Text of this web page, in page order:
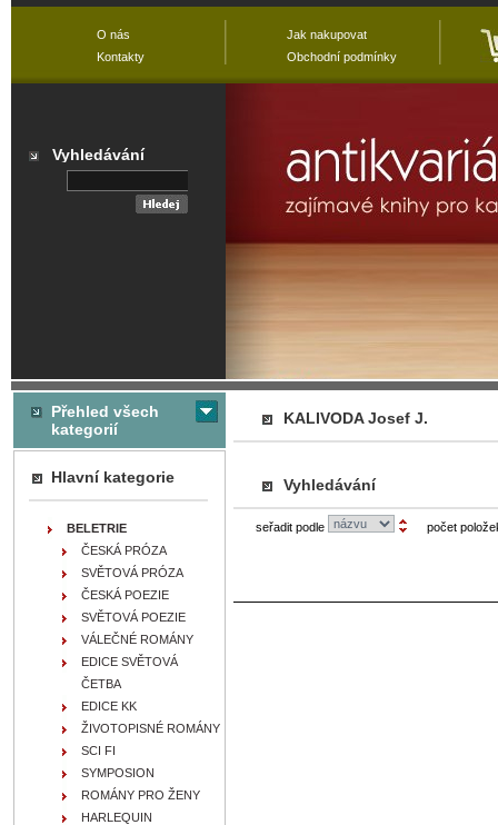
KALIVODA Josef J.
Vyhledávání
seřadit podle počet
Přehled všech
kategorií
Hlavní kategorie
BELETRIE
ČESKÁ PRÓZA
SVĚTOVÁ PRÓZA
ČESKÁ POEZIE
SVĚTOVÁ POEZIE
VÁLEČNÉ ROMÁNY
EDICE SVĚTOVÁ
ČETBA
EDICE KK
ŽIVOTOPISNÉ ROMÁNY
SCI FI
SYMPOSION
ROMÁNY PRO ŽENY
HARLEQUIN
O nás
Kontakty
Jak nakupovat
Obchodní podmínky
Vyhledávání